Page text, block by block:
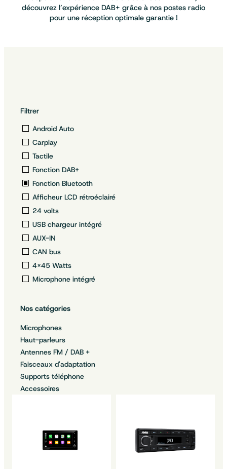
découvrez l’expérience DAB+ grâce à nos postes radio
pour une réception optimale garantie !
Filtrer
Android Auto
Carplay
Tactile
Fonction DAB+
Fonction Bluetooth
Afficheur LCD rétroéclairé
24 volts
USB chargeur intégré
AUX-IN
CAN bus
4×45 Watts
Microphone intégré
Nos catégories
Microphones
Haut-parleurs
Antennes FM / DAB +
Faisceaux d'adaptation
Supports téléphone
Accessoires